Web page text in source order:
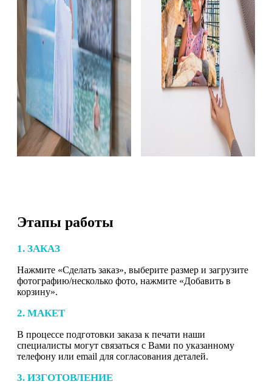
Этапы работы
1. ЗАКАЗ
Нажмите «Сделать заказ», выберите размер и загрузите
фотографию/несколько фото, нажмите «Добавить в
корзину».
2. МАКЕТ
В процессе подготовки заказа к печати наши
специалисты могут связаться с Вами по указанному
телефону или email для согласования деталей.
3. ИЗГОТОВЛЕНИЕ